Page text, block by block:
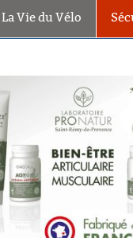
La Vie du Vélo